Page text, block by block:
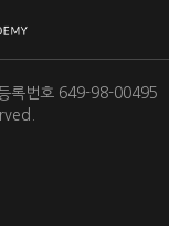
록번호 649-98-